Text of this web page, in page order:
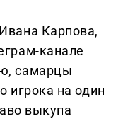
Карпова,
канале
самарцы
игрока на один
выкупа